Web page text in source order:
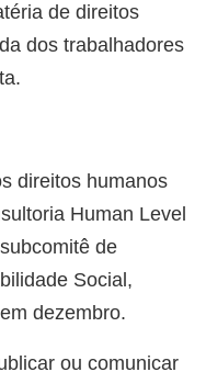
de direitos
dos trabalhadores
direitos humanos
Human Level
de
Social,
dezembro.
ou comunicar